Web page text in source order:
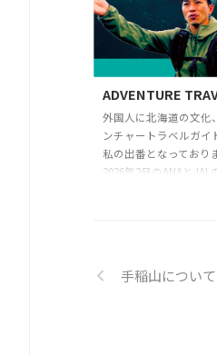
ADVENTURE
外国人に北海道の文化
ンチャートラベルガイ
私の出番となっており
2026年2月のANAと
手稲山について